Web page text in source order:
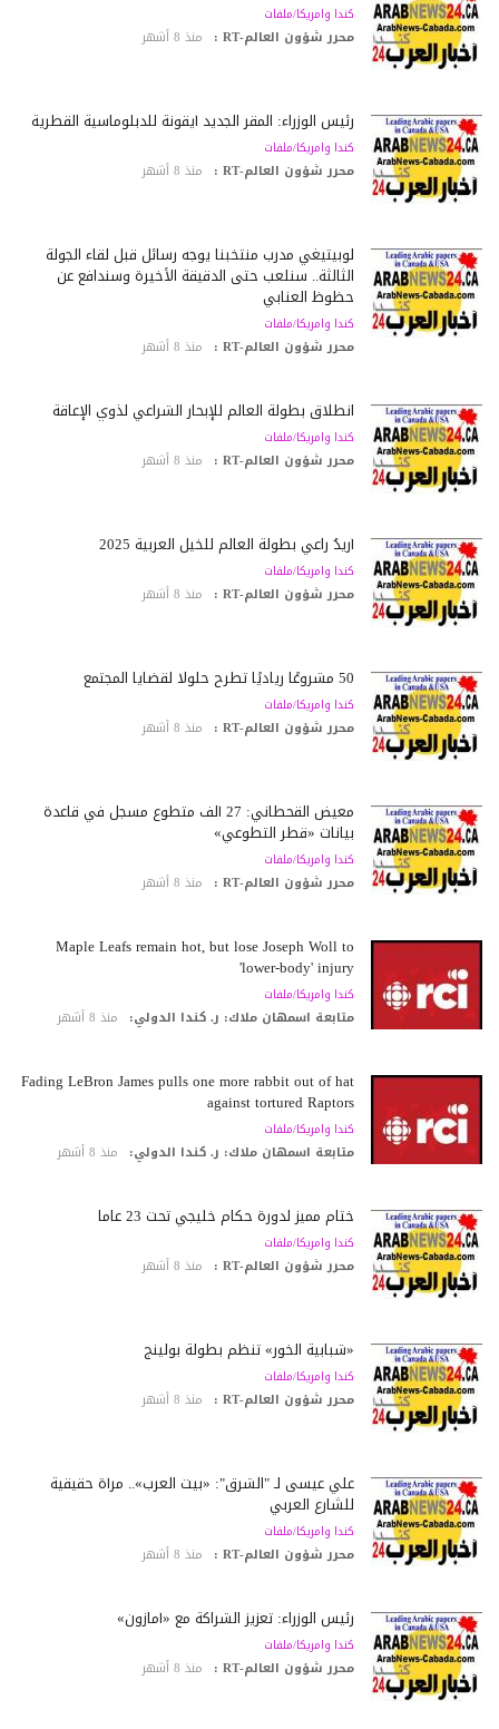
كندا وامريكا/ملفات
محرر شؤون العالم-RT : منذ 8 أشهر
رئيس الوزراء: المقر الجديد أيقونة للدبلوماسية القطرية
كندا وامريكا/ملفات
محرر شؤون العالم-RT : منذ 8 أشهر
لوبيتيغي مدرب منتخبنا يوجه رسائل قبل لقاء الجولة
الثالثة.. سنلعب حتى الدقيقة الأخيرة وسندافع عن
حظوظ العنابي
كندا وامريكا/ملفات
محرر شؤون العالم-RT : منذ 8 أشهر
انطلاق بطولة العالم للإبحار الشراعي لذوي الإعاقة
كندا وامريكا/ملفات
محرر شؤون العالم-RT : منذ 8 أشهر
أريدُ راعي بطولة العالم للخيل العربية 2025
كندا وامريكا/ملفات
محرر شؤون العالم-RT : منذ 8 أشهر
50 مشروعًا رياديًا تطرح حلولًا لقضايا المجتمع
كندا وامريكا/ملفات
محرر شؤون العالم-RT : منذ 8 أشهر
معيض القحطاني: 27 ألف متطوع مسجل في قاعدة
بيانات «قطر التطوعي»
كندا وامريكا/ملفات
محرر شؤون العالم-RT : منذ 8 أشهر
Maple Leafs remain hot, but lose Joseph Woll to
'lower-body' injury
كندا وامريكا/ملفات
متابعة اسمهان ملاك: ر. كندا الدولي: منذ 8 أشهر
Fading LeBron James pulls one more rabbit out of hat
against tortured Raptors
كندا وامريكا/ملفات
متابعة اسمهان ملاك: ر. كندا الدولي: منذ 8 أشهر
ختام مميز لدورة حكام خليجي تحت 23 عاماً
كندا وامريكا/ملفات
محرر شؤون العالم-RT : منذ 8 أشهر
«شبابية الخور» تنظم بطولة بولينج
كندا وامريكا/ملفات
محرر شؤون العالم-RT : منذ 8 أشهر
علي عيسى لـ "الشرق": «بيت العرب».. مرآة حقيقية
للشارع العربي
كندا وامريكا/ملفات
محرر شؤون العالم-RT : منذ 8 أشهر
رئيس الوزراء: تعزيز الشراكة مع «أمازون»
كندا وامريكا/ملفات
محرر شؤون العالم-RT : منذ 8 أشهر